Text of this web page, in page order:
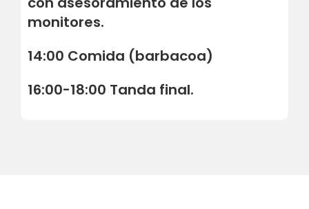
monitores.
14:00 Comida (barbacoa)
16:00-18:00 Tanda final.